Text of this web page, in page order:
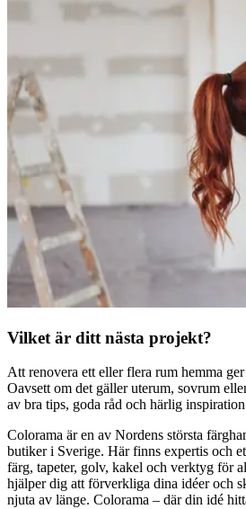
Vilket är ditt nästa projekt?
Att renovera ett eller flera rum hemma
Oavsett om det gäller uterum, sovrum
av bra tips, goda råd och härlig
Colorama är en av Nordens största
butiker i Sverige. Här finns expertis och
färg, tapeter, golv, kakel och verktyg för
hjälper dig att förverkliga dina idéer och
njuta av länge. Colorama – där din idé